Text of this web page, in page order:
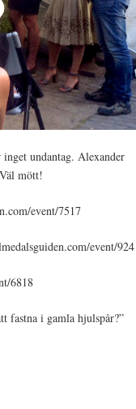
inget undantag. Alexander
mött!
event/7517
event/
6818
fastna i gamla hjulspår?”